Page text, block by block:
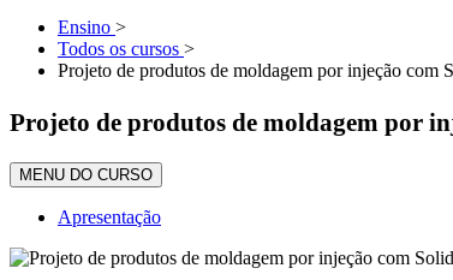
Ensino >
Todos os cursos >
Projeto de produtos de moldagem por injeção com
Projeto de produtos de moldagem por
MENU DO CURSO
Apresentação